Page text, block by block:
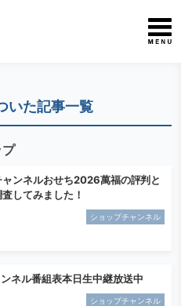
いた記事一覧
プ
ャンネルおせち2026萬福の評判と
してみました！
ショップチャンネル
ネル番組表本日生中継放送中
ショップチャンネル